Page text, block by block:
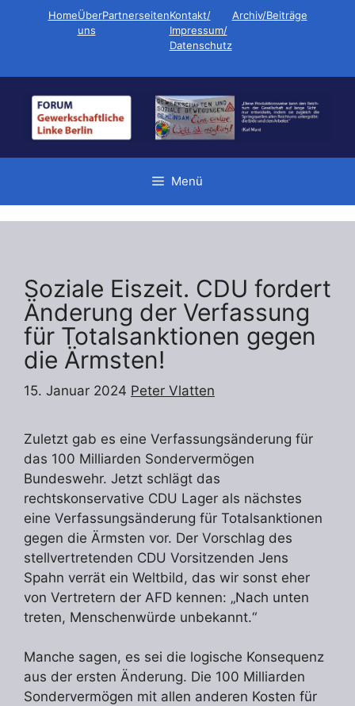
HomeÜber
uns
PartnerseitenKontakt/
Impressum/
Datenschutz
Archiv/Beiträge
Menü
Soziale Eiszeit. CDU fordert
Änderung der Verfassung
für Totalsanktionen gegen
die Ärmsten!
15. Januar 2024 Peter Vlatten
Zuletzt gab es eine Verfassungsänderung für
das 100 Milliarden Sondervermögen
Bundeswehr. Jetzt schlägt das
rechtskonservative CDU Lager als nächstes
eine Verfassungsänderung für Totalsanktionen
gegen die Ärmsten vor. Der Vorschlag des
stellvertretenden CDU Vorsitzenden Jens
Spahn verrät ein Weltbild, das wir sonst eher
von Vertretern der AFD kennen: „Nach unten
treten, Menschenwürde unbekannt.“
Manche sagen, es sei die logische Konsequenz
aus der ersten Änderung. Die 100 Milliarden
Sondervermögen mit allen anderen Kosten für